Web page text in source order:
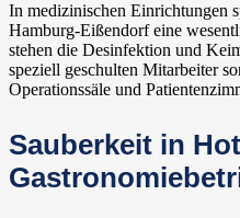
In medizinischen Einrichtungen
Hamburg-Eißendorf eine
stehen die Desinfektion und
speziell geschulten Mitarbeiter
Operationssäle und
Sauberkeit in